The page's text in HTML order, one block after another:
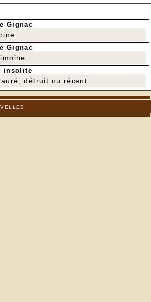
Gignac
Gignac
insolite
détruit ou récent